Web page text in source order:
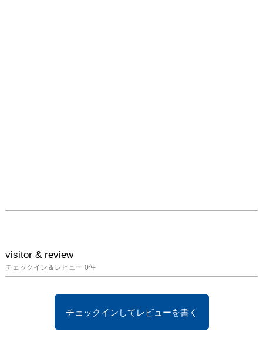
visitor & review
チェックイン＆レビュー 0件
チェックインしてレビューを書く